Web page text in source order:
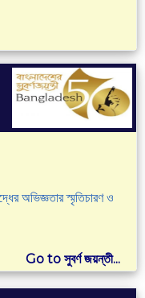
অভিজ্ঞতার স্মৃতিচারণ ও
Go to সুবর্ণ জয়ন্তী...